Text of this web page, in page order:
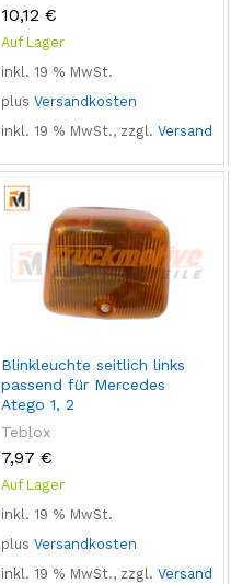
10,12 €
Auf Lager
inkl. 19 % MwSt.
plus Versandkosten
inkl. 19 % MwSt., zzgl. Versand
Blinkleuchte seitlich links
passend für Mercedes
Atego 1, 2
Teblox
7,97 €
Auf Lager
inkl. 19 % MwSt.
plus Versandkosten
inkl. 19 % MwSt., zzgl. Versand